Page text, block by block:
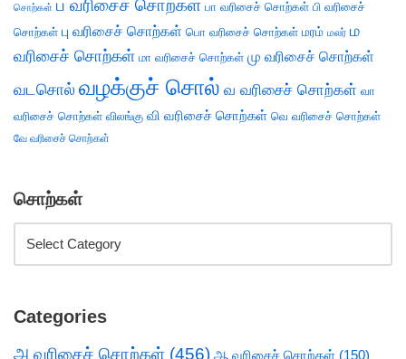
சொற்கள் ப வரிசைச் சொற்கள் பா வரிசைச் சொற்கள் பி வரிசைச்
சொற்கள் பு வரிசைச் சொற்கள் பொ வரிசைச் சொற்கள் மரம் மலர் ம
வரிசைச் சொற்கள் மா வரிசைச் சொற்கள் மு வரிசைச் சொற்கள்
வடசொல் வழக்குச் சொல் வ வரிசைச் சொற்கள் வா
வரிசைச் சொற்கள் விலங்கு வி வரிசைச் சொற்கள் வெ வரிசைச் சொற்கள்
வே வரிசைச் சொற்கள்
சொற்கள்
Categories
அ வரிசைச் சொற்கள் (456) ஆ வரிசைச் சொற்கள் (150)